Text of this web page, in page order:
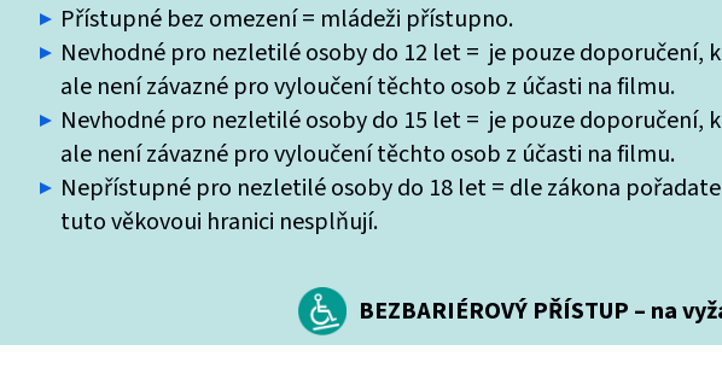
Přístupné bez omezení = mládeži přístupno.
Nevhodné pro nezletilé osoby do 12 let = je pouze doporučení,
ale není závazné pro vyloučení těchto osob z účasti na filmu.
Nevhodné pro nezletilé osoby do 15 let = je pouze doporučení,
ale není závazné pro vyloučení těchto osob z účasti na filmu.
Nepřístupné pro nezletilé osoby do 18 let = dle zákona
tuto věkovoui hranici nesplňují.
BEZBARIÉROVÝ PŘÍSTUP – na